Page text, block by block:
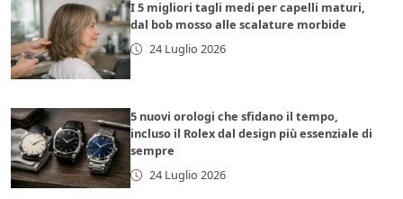
I 5 migliori tagli medi per capelli maturi,
dal bob mosso alle scalature morbide
24 Luglio 2026
5 nuovi orologi che sfidano il tempo,
incluso il Rolex dal design più essenziale di
sempre
24 Luglio 2026